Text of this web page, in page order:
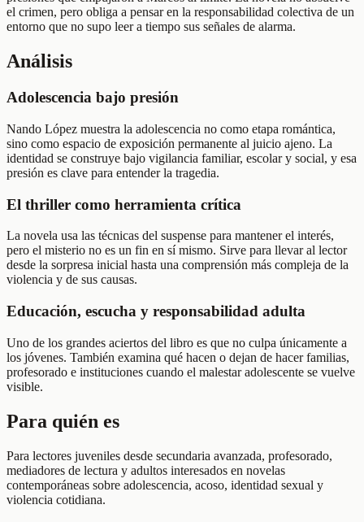
el crimen, pero obliga a pensar en la responsabilidad colectiva de un
entorno que no supo leer a tiempo sus señales de alarma.
Análisis
Adolescencia bajo presión
Nando López muestra la adolescencia no como etapa romántica,
sino como espacio de exposición permanente al juicio ajeno. La
identidad se construye bajo vigilancia familiar, escolar y social, y esa
presión es clave para entender la tragedia.
El thriller como herramienta crítica
La novela usa las técnicas del suspense para mantener el interés,
pero el misterio no es un fin en sí mismo. Sirve para llevar al lector
desde la sorpresa inicial hasta una comprensión más compleja de la
violencia y de sus causas.
Educación, escucha y responsabilidad adulta
Uno de los grandes aciertos del libro es que no culpa únicamente a
los jóvenes. También examina qué hacen o dejan de hacer familias,
profesorado e instituciones cuando el malestar adolescente se vuelve
visible.
Para quién es
Para lectores juveniles desde secundaria avanzada, profesorado,
mediadores de lectura y adultos interesados en novelas
contemporáneas sobre adolescencia, acoso, identidad sexual y
violencia cotidiana.